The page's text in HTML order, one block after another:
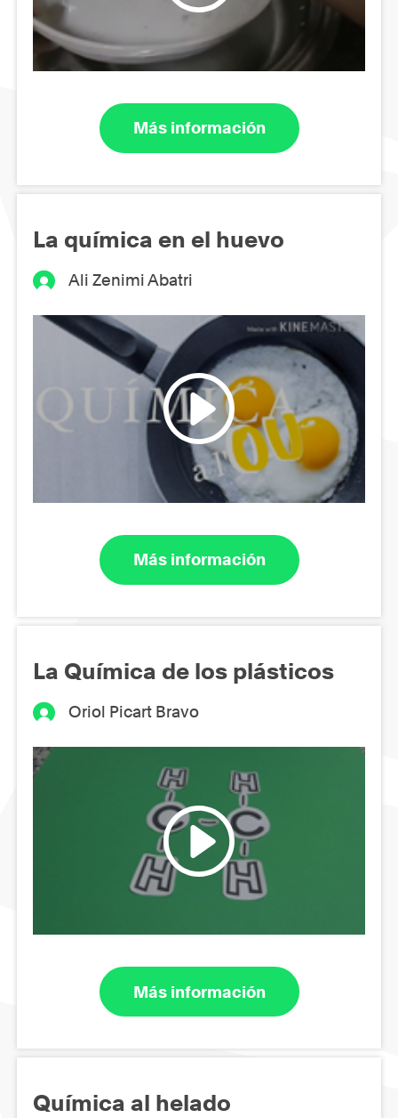
Más información
La química en el huevo
Ali Zenimi Abatri
Más información
La Química de los plásticos
Oriol Picart Bravo
Más información
Química al helado